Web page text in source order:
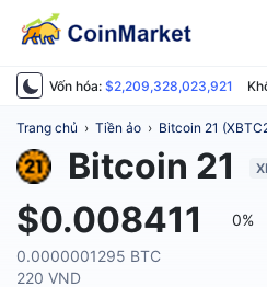
Vốn hóa: $2,209,328,023,921
Trang chủ › Tiền ảo › Bitcoin 21
Bitcoin 21
$0.008411
0%
0.0000001295 BTC
220 VND